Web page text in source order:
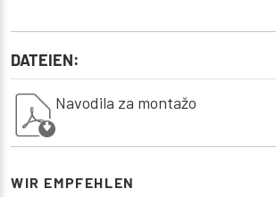
DATEIEN:
Navodila za montažo
WIR EMPFEHLEN